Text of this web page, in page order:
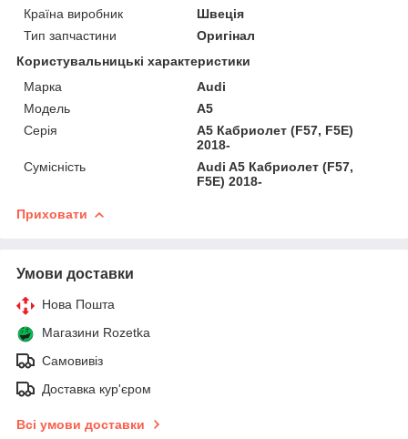
Країна виробник
Швеція
Тип запчастини
Оригінал
Користувальницькі характеристики
Марка
Audi
Мoдель
A5
Серія
A5 Кабриолет (F57, F5E)
2018-
Сумісність
Audi A5 Кабриолет (F57,
F5E) 2018-
Приховати
Умови доставки
Нова Пошта
Магазини Rozetka
Самовивіз
Доставка кур'єром
Всі умови доставки